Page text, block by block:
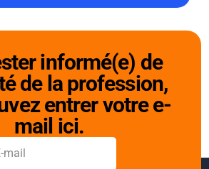
informé(e) de
de la profession,
entrer votre e-
mail ici.